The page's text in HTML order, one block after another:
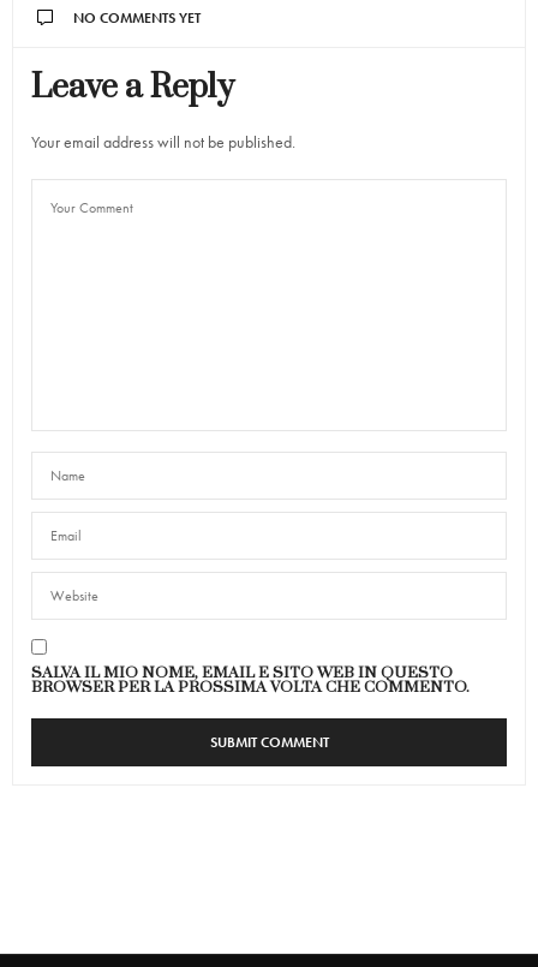
NO COMMENTS YET
Leave a Reply
Your email address will not be published.
SALVA IL MIO NOME, EMAIL E SITO WEB IN QUESTO
BROWSER PER LA PROSSIMA VOLTA CHE COMMENTO.